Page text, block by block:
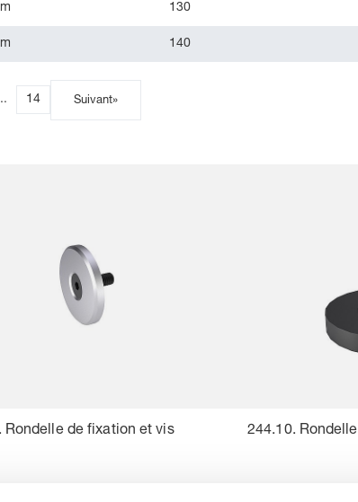
130
140
14 Suivant»
Rondelle de fixation et vis 244.10. Rondelle